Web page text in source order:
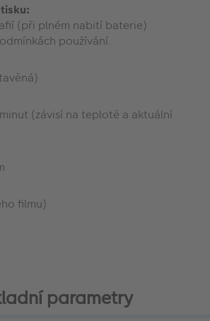
(při plném nabití baterie)
používání.
(závisí na teplotě a aktuální
filmu)
parametry